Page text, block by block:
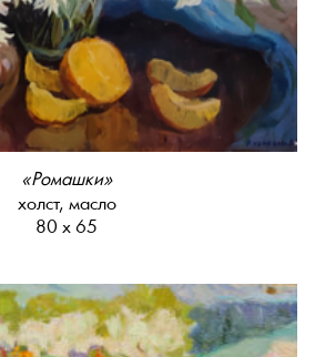
«Ромашки»
холст, масло
80 х 65